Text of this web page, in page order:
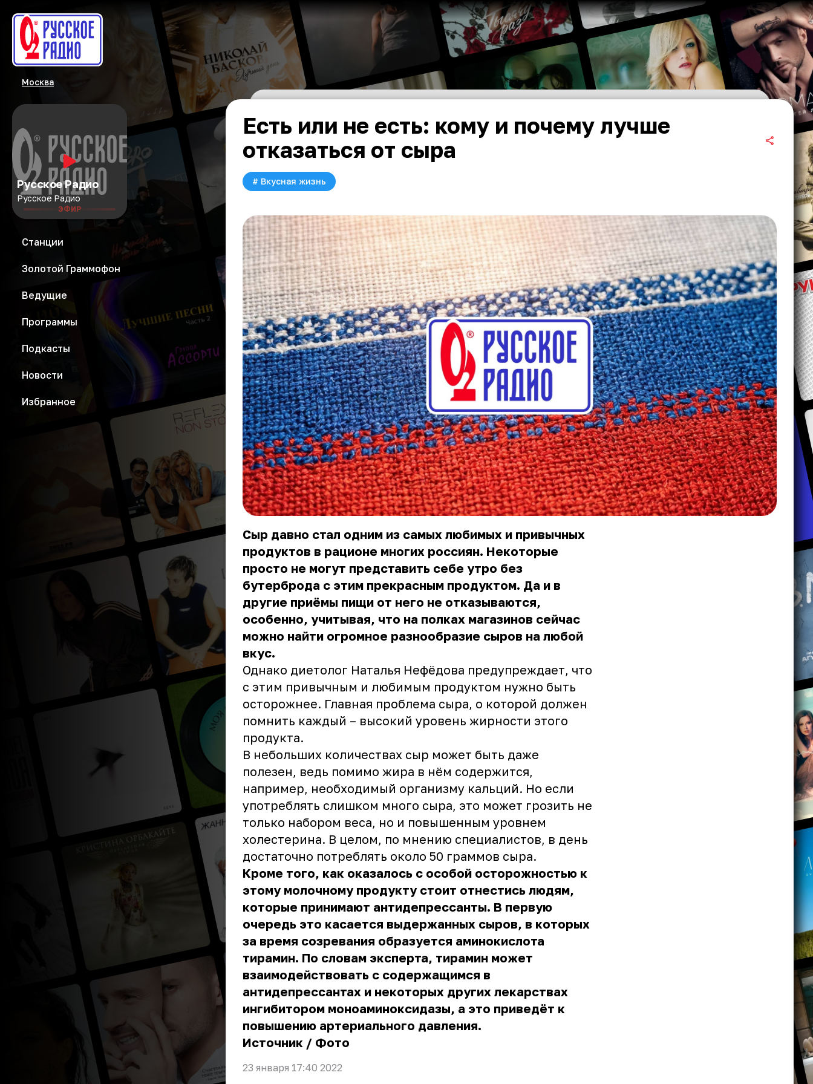
Москва
Русское Радио
Русское Радио
ЭФИР
Станции
Золотой Граммофон
Ведущие
Программы
Подкасты
Новости
Избранное
Есть или не есть: кому и почему лучше
отказаться от сыра
# Вкусная жизнь
Сыр давно стал одним из самых любимых и привычных
продуктов в рационе многих россиян. Некоторые
просто не могут представить себе утро без
бутерброда с этим прекрасным продуктом. Да и в
другие приёмы пищи от него не отказываются,
особенно, учитывая, что на полках магазинов сейчас
можно найти огромное разнообразие сыров на любой
вкус.
Однако диетолог Наталья Нефёдова предупреждает, что
с этим привычным и любимым продуктом нужно быть
осторожнее. Главная проблема сыра, о которой должен
помнить каждый – высокий уровень жирности этого
продукта.
В небольших количествах сыр может быть даже
полезен, ведь помимо жира в нём содержится,
например, необходимый организму кальций. Но если
употреблять слишком много сыра, это может грозить не
только набором веса, но и повышенным уровнем
холестерина. В целом, по мнению специалистов, в день
достаточно потреблять около 50 граммов сыра.
Кроме того, как оказалось с особой осторожностью к
этому молочному продукту стоит отнестись людям,
которые принимают антидепрессанты. В первую
очередь это касается выдержанных сыров, в которых
за время созревания образуется аминокислота
тирамин. По словам эксперта, тирамин может
взаимодействовать с содержащимся в
антидепрессантах и некоторых других лекарствах
ингибитором моноаминоксидазы, а это приведёт к
повышению артериального давления.
Источник / Фото
23 января 17:40 2022